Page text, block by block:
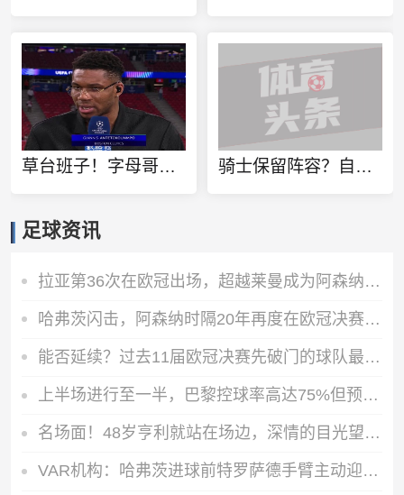
草台班子！字母哥现身欧冠决赛现场 转播方将其备注为绿军球员 骑士保留阵容？自媒体人驳斥：队记仅分析总裁言论 并非进行报道
足球资讯
拉亚第36次在欧冠出场，超越莱曼成为阿森纳门将出场次数第一人
哈弗茨闪击，阿森纳时隔20年再度在欧冠决赛取得进球
能否延续？过去11届欧冠决赛先破门的球队最终都赢得了冠军
上半场进行至一半，巴黎控球率高达75%但预期进球只有0.04
名场面！48岁亨利就站在场边，深情的目光望去，年轻的枪手在争冠
VAR机构：哈弗茨进球前特罗萨德手臂主动迎球，不能算作无意手球